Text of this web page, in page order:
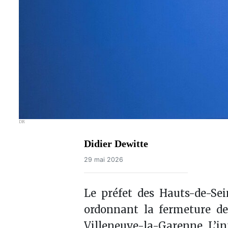
DR
Didier Dewitte
29 mai 2026
Le préfet des Hauts-de-
ordonnant la fermeture